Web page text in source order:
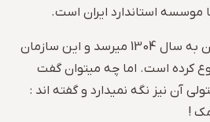
موسسه استاندارد ایران است.
تاریخ ” استاندارد ” در ایران به سال 1304 میرسد و این سازمان
را از 1339 شروع کرده است. اما چه میتوان گفت
آن نیز نگه نمیدارد و گفته اند :
!